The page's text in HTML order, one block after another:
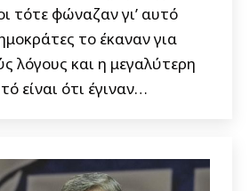
τότε φώναζαν γι’ αυτό
το έκαναν για
λόγους και η μεγαλύτερη
είναι ότι έγιναν…